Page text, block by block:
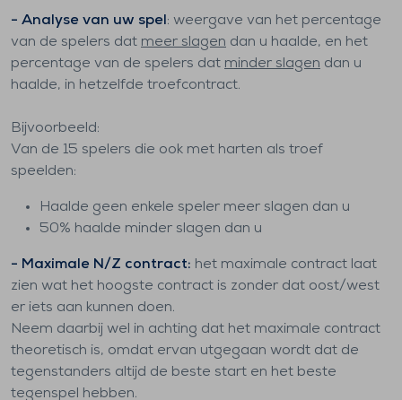
- Analyse van uw spel : weergave van het percentage
van de spelers dat meer slagen dan u haalde, en het
percentage van de spelers dat minder slagen dan u
haalde, in hetzelfde troefcontract.
Bijvoorbeeld:
Van de 15 spelers die ook met harten als troef
speelden:
Haalde geen enkele speler meer slagen dan u
50% haalde minder slagen dan u
- Maximale N/Z contract: het maximale contract laat
zien wat het hoogste contract is zonder dat oost/west
er iets aan kunnen doen.
Neem daarbij wel in achting dat het maximale contract
theoretisch is, omdat ervan utgegaan wordt dat de
tegenstanders altijd de beste start en het beste
tegenspel hebben.